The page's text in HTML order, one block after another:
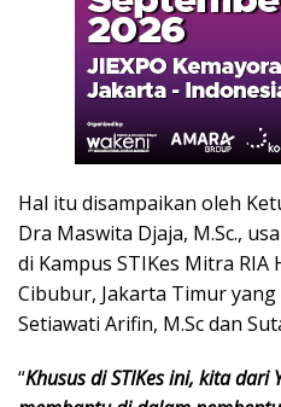
Hal itu disampaikan oleh
Dra Maswita Djaja, M.Sc.,
di Kampus STIKes Mitra RIA
Cibubur, Jakarta Timur
Setiawati Arifin, M.Sc dan
“Khusus di STIKes ini, kita dari